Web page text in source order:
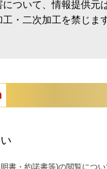
について、情報提供元
工・二次加工を禁じま
書・約諾書等)の閲覧につ